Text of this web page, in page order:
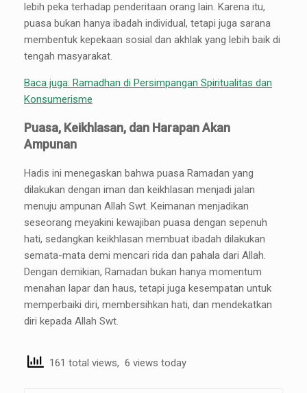
lebih peka terhadap penderitaan orang lain. Karena itu,
puasa bukan hanya ibadah individual, tetapi juga sarana
membentuk kepekaan sosial dan akhlak yang lebih baik di
tengah masyarakat.
Baca juga: Ramadhan di Persimpangan Spiritualitas dan
Konsumerisme
Puasa, Keikhlasan, dan Harapan Akan
Ampunan
Hadis ini menegaskan bahwa puasa Ramadan yang
dilakukan dengan iman dan keikhlasan menjadi jalan
menuju ampunan Allah Swt. Keimanan menjadikan
seseorang meyakini kewajiban puasa dengan sepenuh
hati, sedangkan keikhlasan membuat ibadah dilakukan
semata-mata demi mencari rida dan pahala dari Allah.
Dengan demikian, Ramadan bukan hanya momentum
menahan lapar dan haus, tetapi juga kesempatan untuk
memperbaiki diri, membersihkan hati, dan mendekatkan
diri kepada Allah Swt.
161 total views, 6 views today